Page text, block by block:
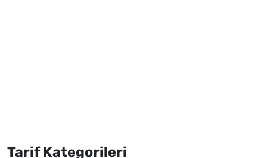
Tarif Kategorileri